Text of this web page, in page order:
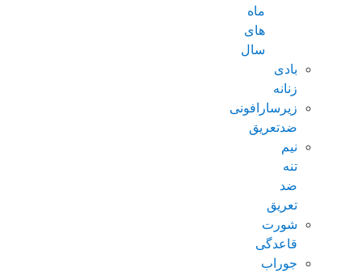
ماه
های
سال
بادی
زنانه
زیرسارافونی
ضدتعریق
نیم
تنه
ضد
تعریق
شورت
قاعدگی
جوراب